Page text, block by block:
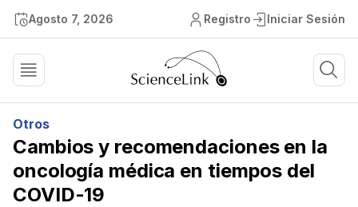
Agosto 7, 2026 Registro Iniciar Sesión
Otros
Cambios y recomendaciones en la
oncología médica en tiempos del
COVID-19